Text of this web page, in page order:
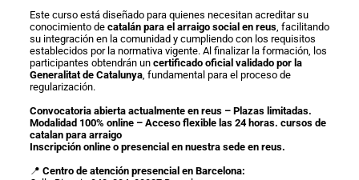
Este curso está diseñado para quienes necesitan acreditar su
conocimiento de catalán para el arraigo social en reus, facilitando
su integración en la comunidad y cumpliendo con los requisitos
establecidos por la normativa vigente. Al finalizar la formación, los
participantes obtendrán un certificado oficial validado por la
Generalitat de Catalunya, fundamental para el proceso de
regularización.
Convocatoria abierta actualmente en reus – Plazas limitadas.
Modalidad 100% online – Acceso flexible las 24 horas. cursos de
catalan para arraigo
Inscripción online o presencial en nuestra sede en reus.
📍 Centro de atención presencial en Barcelona: